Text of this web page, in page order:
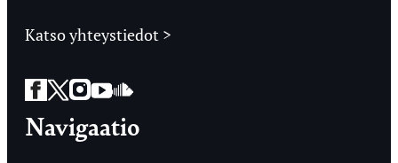
Katso yhteystiedot >
Facebook
Twitter
Instagram
YouTube
SoundCloud
Navigaatio